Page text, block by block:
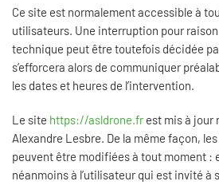
Ce site est normalement accessible à
utilisateurs. Une interruption pour
technique peut être toutefois décidée
s’efforcera alors de communiquer
les dates et heures de l’intervention.
Le site https://asldrone.fr est mis à jour
Alexandre Lesbre. De la même façon,
peuvent être modifiées à tout moment :
néanmoins à l’utilisateur qui est invité à